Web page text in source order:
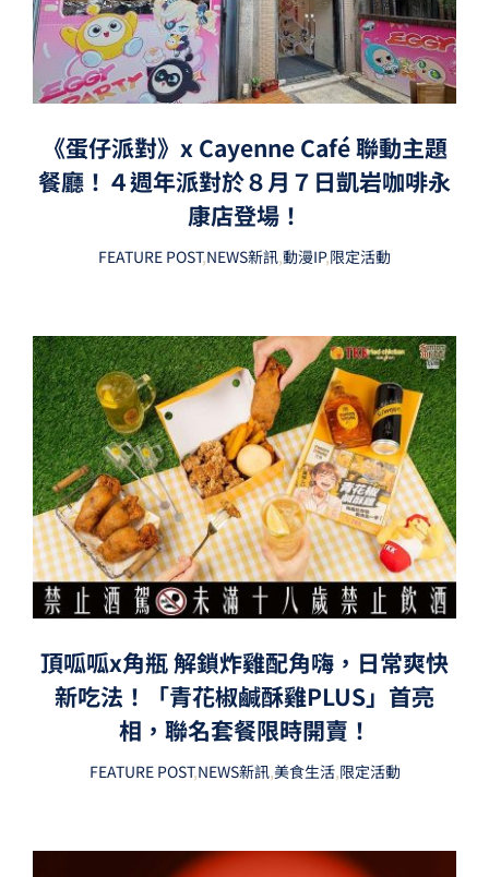
《蛋仔派對》x Cayenne Café 聯動主題
餐廳！４週年派對於８月７日凱岩咖啡永
康店登場！
FEATURE POST,NEWS新訊,動漫IP,限定活動
頂呱呱x角瓶 解鎖炸雞配角嗨，日常爽快
新吃法！「青花椒鹹酥雞PLUS」首亮
相，聯名套餐限時開賣！
FEATURE POST,NEWS新訊,美食生活,限定活動